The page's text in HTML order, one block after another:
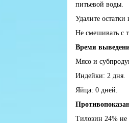
питьевой воды.
Удалите
Не смешивать с
Время
Мясо и
Индейки: 2 дня.
Яйца: 0 дней.
Тилозин 24% не